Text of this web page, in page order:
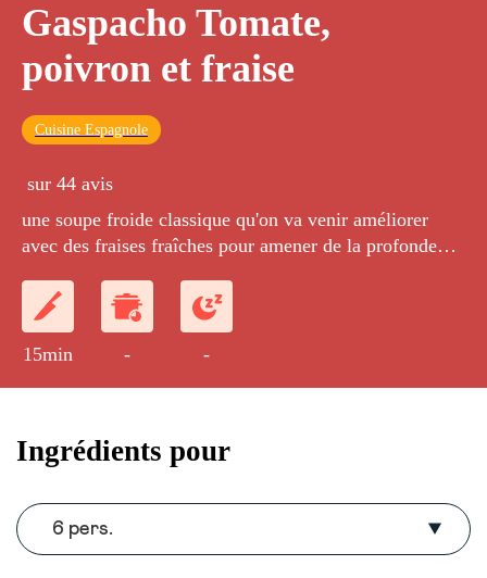
Gaspacho Tomate,
poivron et fraise
Cuisine Espagnole
sur 44 avis
une soupe froide classique qu'on va venir améliorer
avec des fraises fraîches pour amener de la profondeur
15min - -
Ingrédients pour
6 pers.